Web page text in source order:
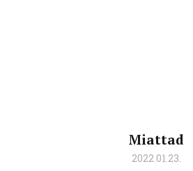
Miattad
2022.01.23.